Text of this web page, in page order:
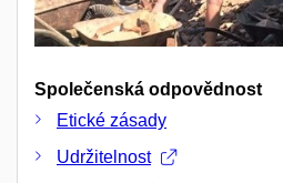
Společenská odpovědnost
Etické zásady
Udržitelnost